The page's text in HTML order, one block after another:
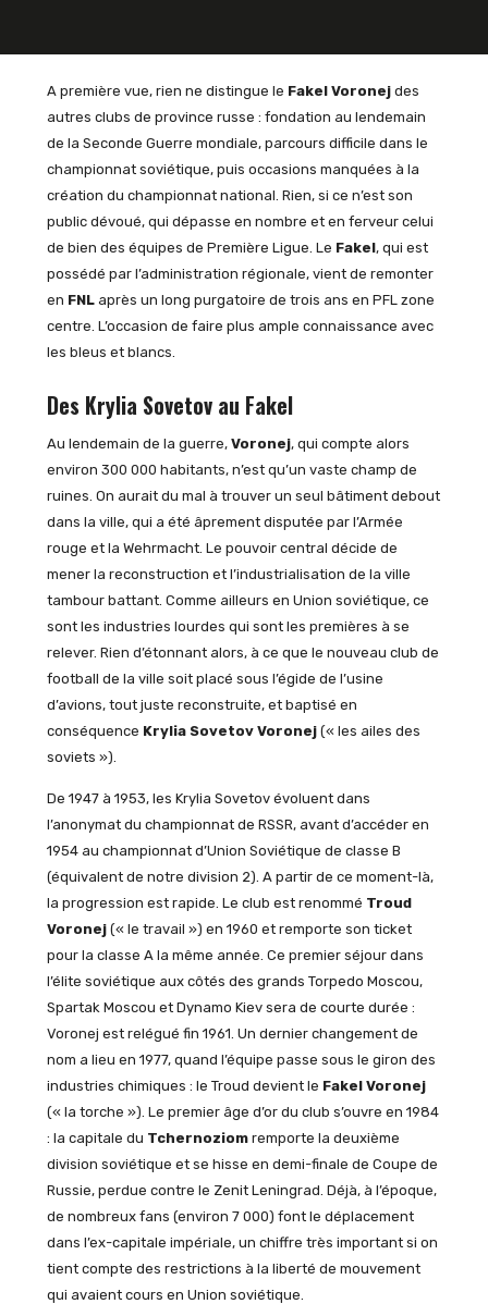
A première vue, rien ne distingue le Fakel Voronejdes
autres clubs de province russe : fondation au lendemain
de la Seconde Guerre mondiale, parcours difficile dans le
championnat soviétique, puis occasions manquées à la
création du championnat national. Rien, si ce n’est son
public dévoué, qui dépasse en nombre et en ferveur celui
de bien des équipes de Première Ligue. Le Fakel, qui est
possédé par l’administration régionale, vient de remonter
en FNLaprès un long purgatoire de trois ans en PFL zone
centre. L’occasion de faire plus ample connaissance avec
les bleus et blancs.
Des Krylia Sovetov au Fakel
Au lendemain de la guerre, Voronej, qui compte alors
environ 300 000 habitants, n’est qu’un vaste champ de
ruines. On aurait du mal à trouver un seul bâtiment debout
dans la ville, qui a été âprement disputée par l’Armée
rouge et la Wehrmacht. Le pouvoir central décide de
mener la reconstruction et l’industrialisation de la ville
tambour battant. Comme ailleurs en Union soviétique, ce
sont les industries lourdes qui sont les premières à se
relever. Rien d’étonnant alors, à ce que le nouveau club de
football de la ville soit placé sous l’égide de l’usine
d’avions, tout juste reconstruite, et baptisé en
conséquence Krylia Sovetov Voronej(« les ailes des
soviets »).
De 1947 à 1953, les Krylia Sovetov évoluent dans
l’anonymat du championnat de RSSR, avant d’accéder en
1954 au championnat d’Union Soviétique de classe B
(équivalent de notre division 2). A partir de ce moment-là,
la progression est rapide. Le club est renommé Troud
Voronej(« le travail ») en 1960 et remporte son ticket
pour la classe A la même année. Ce premier séjour dans
l’élite soviétique aux côtés des grands Torpedo Moscou,
Spartak Moscou et Dynamo Kiev sera de courte durée :
Voronej est relégué fin 1961. Un dernier changement de
nom a lieu en 1977, quand l’équipe passe sous le giron des
industries chimiques : le Troud devient le Fakel Voronej
(« la torche »). Le premier âge d’or du club s’ouvre en 1984
: la capitale du Tchernoziomremporte la deuxième
division soviétique et se hisse en demi-finale de Coupe de
Russie, perdue contre le Zenit Leningrad. Déjà, à l’époque,
de nombreux fans (environ 7 000) font le déplacement
dans l’ex-capitale impériale, un chiffre très important si on
tient compte des restrictions à la liberté de mouvement
qui avaient cours en Union soviétique.